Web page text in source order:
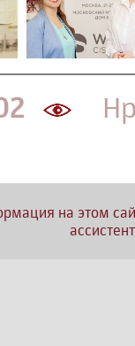
на этом